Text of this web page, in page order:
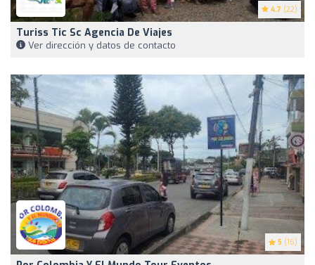
4.7 (22)
Turiss Tic Sc Agencia De Viajes
Ver dirección y datos de contacto
5 (16)